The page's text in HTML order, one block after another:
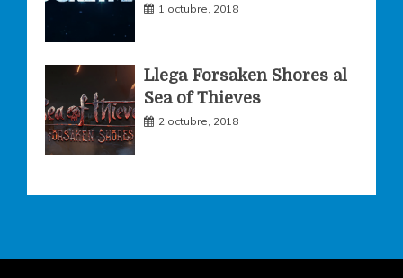
1 octubre, 2018
Llega Forsaken Shores al
Sea of Thieves
2 octubre, 2018